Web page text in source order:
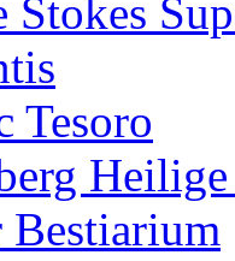
Tesoro
Heilige